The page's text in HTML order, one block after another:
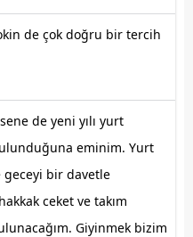
de çok doğru bir tercih
de yeni yılı yurt
eminim. Yurt
geceyi bir davetle
ceket ve takım
Giyinmek bizim